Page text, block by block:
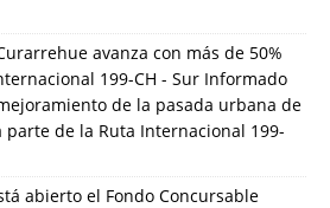
avanza con más de 50%
199-CH - Sur Informado
de la pasada urbana de
de la Ruta Internacional 199-
abierto el Fondo Concursable